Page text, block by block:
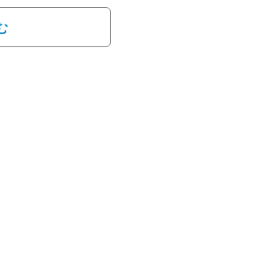
督らが登
たち。こ